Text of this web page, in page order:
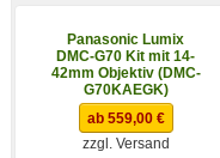
Panasonic Lumix
DMC-G70 Kit mit 14-
42mm Objektiv (DMC-
G70KAEGK)
ab 559,00 €
zzgl. Versand